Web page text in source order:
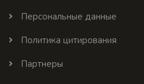
Персональные данные
Политика цитирования
Партнеры